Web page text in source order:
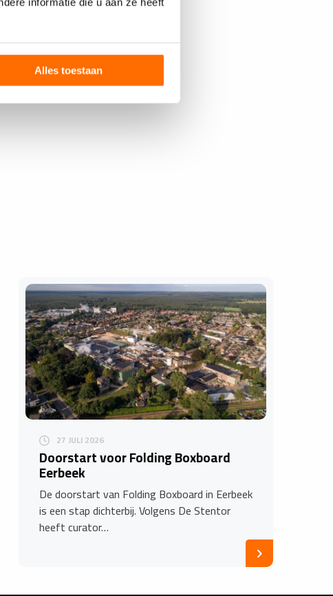
Alles toestaan
27 JULI 2026
Doorstart voor Folding Boxboard
Eerbeek
De doorstart van Folding Boxboard in Eerbeek
is een stap dichterbij. Volgens De Stentor
heeft curator…